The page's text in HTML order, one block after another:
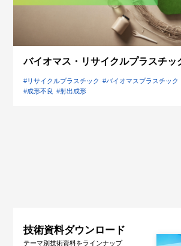
バイオマス・リサイクルプラスチッ
#リサイクルプラスチック #バイオマスプラスチック
#成形不良
#射出成形
技術資料ダウンロード
テーマ別技術資料をラインナップ